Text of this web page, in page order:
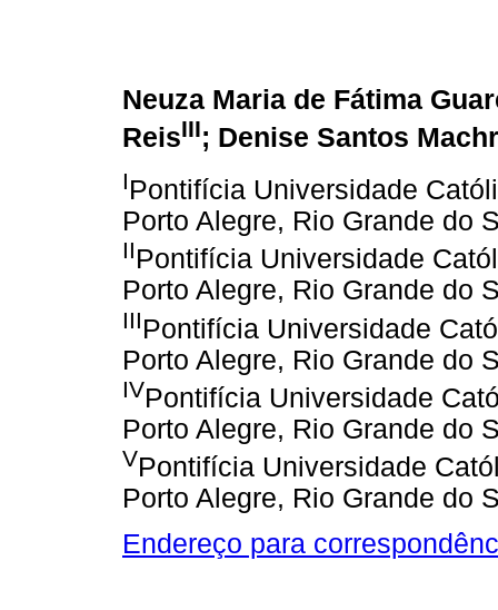
Neuza Maria de Fátima
ReisIII; Denise Santos
IPontifícia Universidade
Porto Alegre, Rio Grande do
IIPontifícia Universidade
Porto Alegre, Rio Grande do
IIIPontifícia Universidade
Porto Alegre, Rio Grande do
IVPontifícia Universidade
Porto Alegre, Rio Grande do
VPontifícia Universidade
Porto Alegre, Rio Grande do
Endereço para